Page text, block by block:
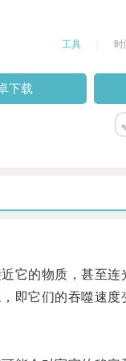
工具
下载
的物质，甚至连
它们的吞噬速度